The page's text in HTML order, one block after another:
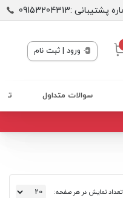
پشتیبانی :09153204313
ورود | ثبت نام
سوالات متداول
تعداد نمایش در هر صفحه: